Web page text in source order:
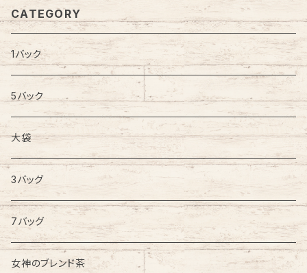
CATEGORY
1バック
5バック
大袋
3バッグ
7バッグ
女神のブレンド茶